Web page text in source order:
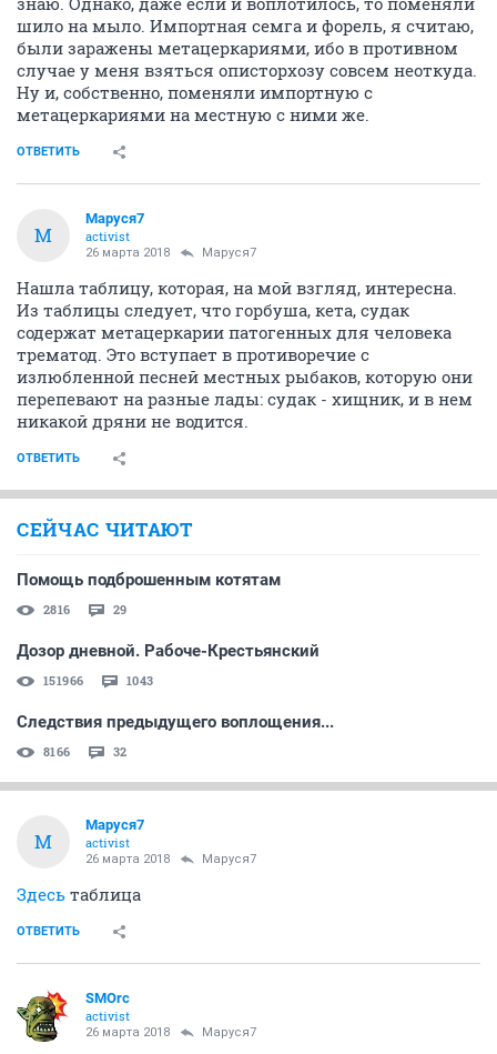
шило на мыло. Импортная семга и форель, я считаю,
были заражены метацеркариями, ибо в противном
случае у меня взяться описторхозу совсем неоткуда.
Ну и, собственно, поменяли импортную с
метацеркариями на местную с ними же.
ОТВЕТИТЬ
М
Маруся7
activist
26 марта 2018 Маруся7
Нашла таблицу, которая, на мой взгляд, интересна.
Из таблицы следует, что горбуша, кета, судак
содержат метацеркарии патогенных для человека
трематод. Это вступает в противоречие с
излюбленной песней местных рыбаков, которую они
перепевают на разные лады: судак - хищник, и в нем
никакой дряни не водится.
ОТВЕТИТЬ
СЕЙЧАС ЧИТАЮТ
Помощь подброшенным котятам
2816 29
Дозор дневной. Рабоче-Крестьянский
151966 1043
Следствия предыдущего воплощения...
8166 32
М
Маруся7
activist
26 марта 2018 Маруся7
Здесь таблица
ОТВЕТИТЬ
SMOrc
activist
26 марта 2018 Маруся7